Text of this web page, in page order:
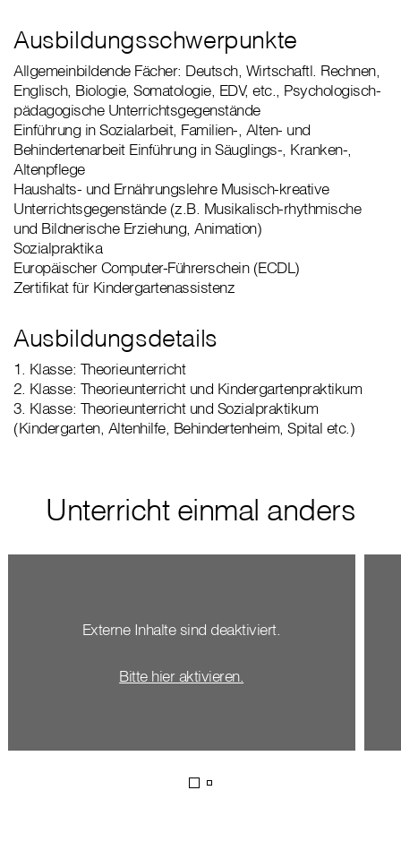
Ausbildungsschwerpunkte
Allgemeinbildende Fächer: Deutsch, Wirtschaftl. Rechnen,
Englisch, Biologie, Somatologie, EDV, etc., Psychologisch-
pädagogische Unterrichtsgegenstände
Einführung in Sozialarbeit, Familien-, Alten- und
Behindertenarbeit Einführung in Säuglings-, Kranken-,
Altenpflege
Haushalts- und Ernährungslehre Musisch-kreative
Unterrichtsgegenstände (z.B. Musikalisch-rhythmische
und Bildnerische Erziehung, Animation)
Sozialpraktika
Europäischer Computer-Führerschein (ECDL)
Zertifikat für Kindergartenassistenz
Ausbildungsdetails
1. Klasse: Theorieunterricht
2. Klasse: Theorieunterricht und Kindergartenpraktikum
3. Klasse: Theorieunterricht und Sozialpraktikum
(Kindergarten, Altenhilfe, Behindertenheim, Spital etc.)
Unterricht einmal anders
Externe Inhalte sind deaktiviert.
Bitte hier aktivieren.